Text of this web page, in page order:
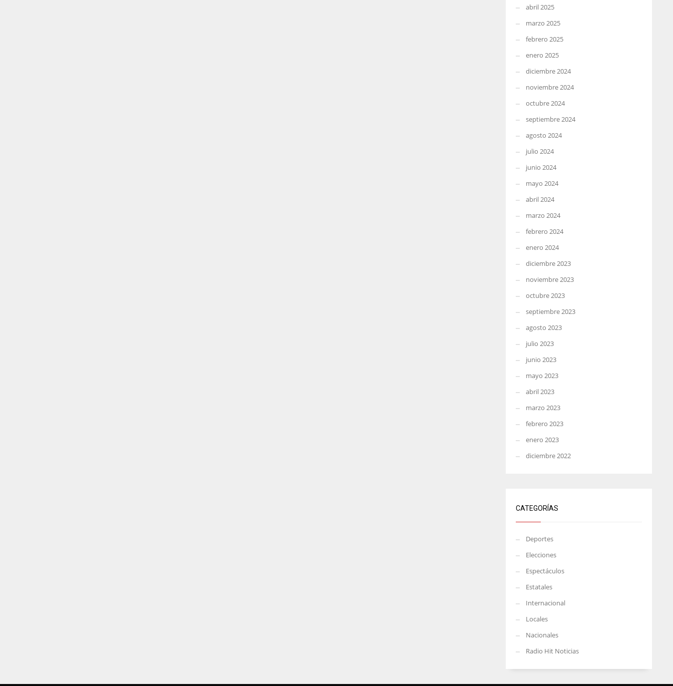
abril 2025
marzo 2025
febrero 2025
enero 2025
diciembre 2024
noviembre 2024
octubre 2024
septiembre 2024
agosto 2024
julio 2024
junio 2024
mayo 2024
abril 2024
marzo 2024
febrero 2024
enero 2024
diciembre 2023
noviembre 2023
octubre 2023
septiembre 2023
agosto 2023
julio 2023
junio 2023
mayo 2023
abril 2023
marzo 2023
febrero 2023
enero 2023
diciembre 2022
CATEGORÍAS
Deportes
Elecciones
Espectáculos
Estatales
Internacional
Locales
Nacionales
Radio Hit Noticias